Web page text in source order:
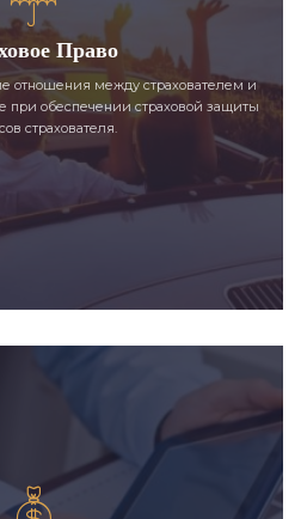
Право
отношения между страхователем и
при обеспечении страховой защиты
страхователя.